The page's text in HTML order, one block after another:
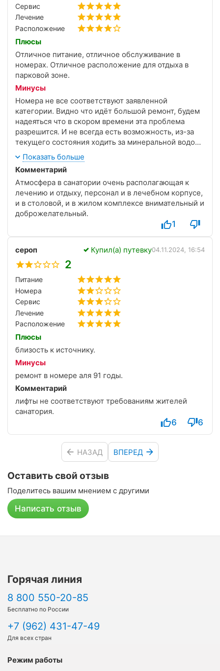
Сервис
Лечение
Расположение
Плюсы
Отличное питание, отличное обслуживание в
номерах. Отличное расположение для отдыха в
парковой зоне.
Минусы
Номера не все соответствуют заявленной
категории. Видно что идёт большой ремонт, будем
надеяться что в скором времени эта проблема
разрешится. И не всегда есть возможность, из-за
текущего состояния ходить за минеральной водой
на источники, а ведь для многих это одно из
основных видов лечения.
Показать больше
Комментарий
Атмосфера в санатории очень располагающая к
лечению и отдыху, персонал и в лечебном корпусе,
и в столовой, и в жилом комплексе внимательный и
доброжелательный.
1
сероп Купил(а) путевку04.11.2024, 16:54
2
Питание
Номера
Сервис
Лечение
Расположение
Плюсы
близость к источнику.
Минусы
ремонт в номере аля 91 годы.
Комментарий
лифты не соответствуют требованиям жителей
санатория.
6 6
НАЗАД ВПЕРЕД
Оставить свой отзыв
Поделитесь вашим мнением с другими
Написать отзыв
Горячая линия
8 800 550-20-85
Бесплатно по России
+7 (962) 431-47-49
Для всех стран
Режим работы